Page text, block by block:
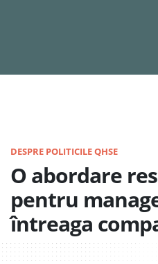
DESPRE POLITICILE QHSE
O abordare
pentru
întreaga